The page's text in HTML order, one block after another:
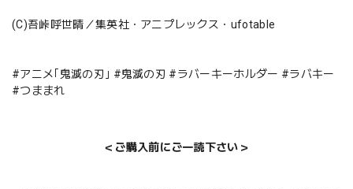
(C)吾峠呼世晴／集英社・アニプレックス・ufotable
#アニメ｢鬼滅の刃｣ #鬼滅の刃 #ラバーキーホルダー #ラバキー
#つままれ
＜ご購入前にご一読下さい＞